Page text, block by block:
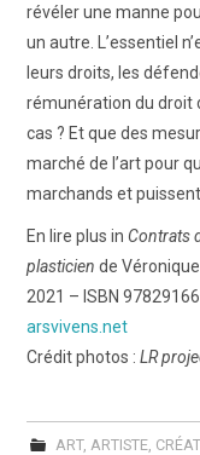
révéler une manne
un autre. L’essentiel
leurs droits, les
rémunération du droit
cas ? Et que des
marché de l’art pour
marchands et
En lire plus in Contrats
plasticiende
2021 – ISBN
arsvivens.net
Crédit photos :LR
ART, ARTISTE,